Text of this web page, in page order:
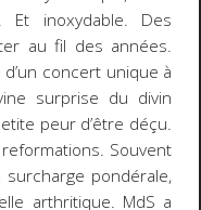
Et inoxydable. Des
au fil des années.
concert unique à
surprise du divin
peur d’être déçu.
Souvent
pondérale,
arthritique. MdS a